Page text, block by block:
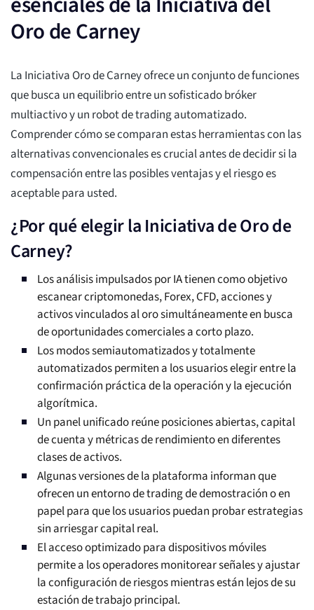
Oro de Carney
La Iniciativa Oro de Carney ofrece un conjunto de funciones
que busca un equilibrio entre un sofisticado bróker
multiactivo y un robot de trading automatizado.
Comprender cómo se comparan estas herramientas con las
alternativas convencionales es crucial antes de decidir si la
compensación entre las posibles ventajas y el riesgo es
aceptable para usted.
¿Por qué elegir la Iniciativa de Oro de
Carney?
Los análisis impulsados por IA tienen como objetivo
escanear criptomonedas, Forex, CFD, acciones y
activos vinculados al oro simultáneamente en busca
de oportunidades comerciales a corto plazo.
Los modos semiautomatizados y totalmente
automatizados permiten a los usuarios elegir entre la
confirmación práctica de la operación y la ejecución
algorítmica.
Un panel unificado reúne posiciones abiertas, capital
de cuenta y métricas de rendimiento en diferentes
clases de activos.
Algunas versiones de la plataforma informan que
ofrecen un entorno de trading de demostración o en
papel para que los usuarios puedan probar estrategias
sin arriesgar capital real.
El acceso optimizado para dispositivos móviles
permite a los operadores monitorear señales y ajustar
la configuración de riesgos mientras están lejos de su
estación de trabajo principal.